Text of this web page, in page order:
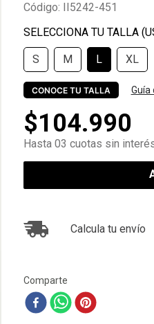
Código: II5242-451
S M L XL
CONOCE TU TALLA Guía
$104.990
Hasta 03 cuotas sin
Calcula tu envío
Comparte